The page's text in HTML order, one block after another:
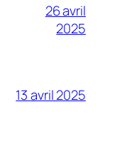
26 avril
2025
13 avril 2025